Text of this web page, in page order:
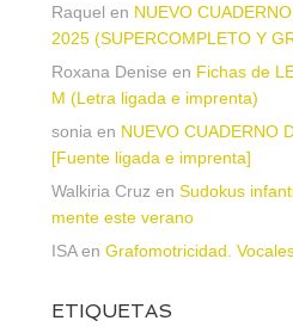
Raquel en NUEVO
2025 (SUPERCOMPLETO Y
Roxana Denise en Fichas de
M (Letra ligada e imprenta)
sonia en NUEVO CUADERNO
[Fuente ligada e imprenta]
Walkiria Cruz en Sudokus
mente este verano
ISAen Grafomotricidad.
ETIQUETAS